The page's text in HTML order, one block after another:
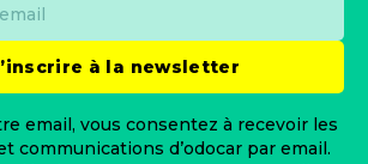
à la newsletter
email, vous consentez à recevoir les
communications d’odocar par email.